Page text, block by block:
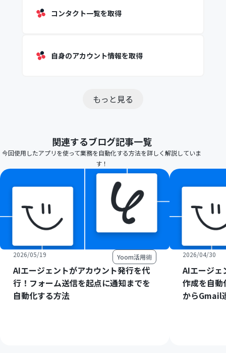
コンタクト一覧を取得
自身のアカウント情報を取得
もっと見る
関連するブログ記事一覧
今回使用したアプリを使って業務を自動化する方法を詳しく解説していま
す！
2026/05/19 Yoom活用術
AIエージェントがアカウント発行を代
行！フォーム送信を起点に通知までを
自動化する方法
2026/04/30
AIエージェ
作成を自動
からGmail